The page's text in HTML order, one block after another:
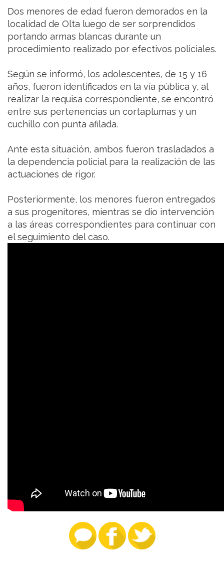
Dos menores de edad fueron demorados en la
localidad de Olta luego de ser sorprendidos
portando armas blancas durante un
procedimiento realizado por efectivos policiales.
Según se informó, los adolescentes, de 15 y 16
años, fueron identificados en la vía pública y, al
realizar la requisa correspondiente, se encontró
entre sus pertenencias un cortaplumas y un
cuchillo con punta afilada.
Ante esta situación, ambos fueron trasladados a
la dependencia policial para la realización de las
actuaciones de rigor.
Posteriormente, los menores fueron entregados
a sus progenitores, mientras se dio intervención
a las áreas correspondientes para continuar con
el seguimiento del caso.